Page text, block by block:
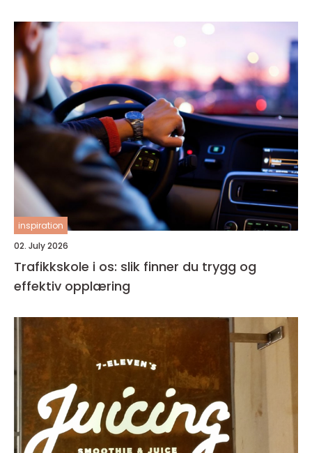
inspiration
02. July 2026
Trafikkskole i os: slik finner du trygg og
effektiv opplæring